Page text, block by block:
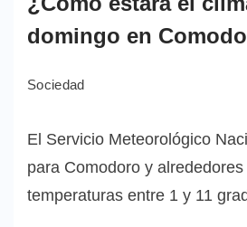
domingo en
Sociedad
El Servicio Meteorológico
para Comodoro y
temperaturas entre 1 y 11